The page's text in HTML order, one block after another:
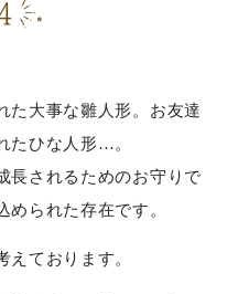
た大事な雛人形。お友達
たひな人形…。
長されるためのお守りで
られた存在です。
ております。